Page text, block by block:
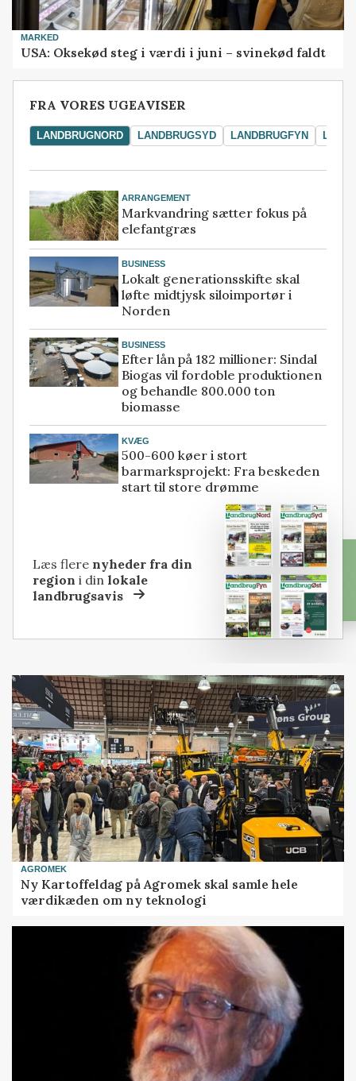
MARKED
USA: Oksekød steg i værdi i juni – svinekød faldt
FRA VORES UGEAVISER
LANDBRUGNORD LANDBRUGSYD LANDBRUGFYN
ARRANGEMENT
Markvandring sætter fokus på
elefantgræs
BUSINESS
Lokalt generationsskifte skal
løfte midtjysk siloimportør i
Norden
BUSINESS
Efter lån på 182 millioner: Sindal
Biogas vil fordoble produktionen
og behandle 800.000 ton
biomasse
KVÆG
500-600 køer i stort
barmarksprojekt: Fra beskeden
start til store drømme
Læs flere nyheder fra din
region i dinlokale
landbrugsavis
AGROMEK
Ny Kartoffeldag på Agromek skal samle hele
værdikæden om ny teknologi